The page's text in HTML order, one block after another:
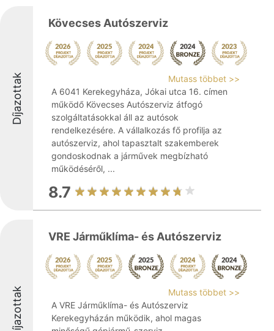
Díjazottak
Kövecses Autószerviz
Mutass többet >>
A 6041 Kerekegyháza, Jókai utca 16. címen
működő Kövecses Autószerviz átfogó
szolgáltatásokkal áll az autósok
rendelkezésére. A vállalkozás fő profilja az
autószerviz, ahol tapasztalt szakemberek
gondoskodnak a járművek megbízható
működéséről, ...
8.7
Díjazottak
VRE Járműklíma- és Autószerviz
Mutass többet >>
A VRE Járműklíma- és Autószerviz
Kerekegyházán működik, ahol magas